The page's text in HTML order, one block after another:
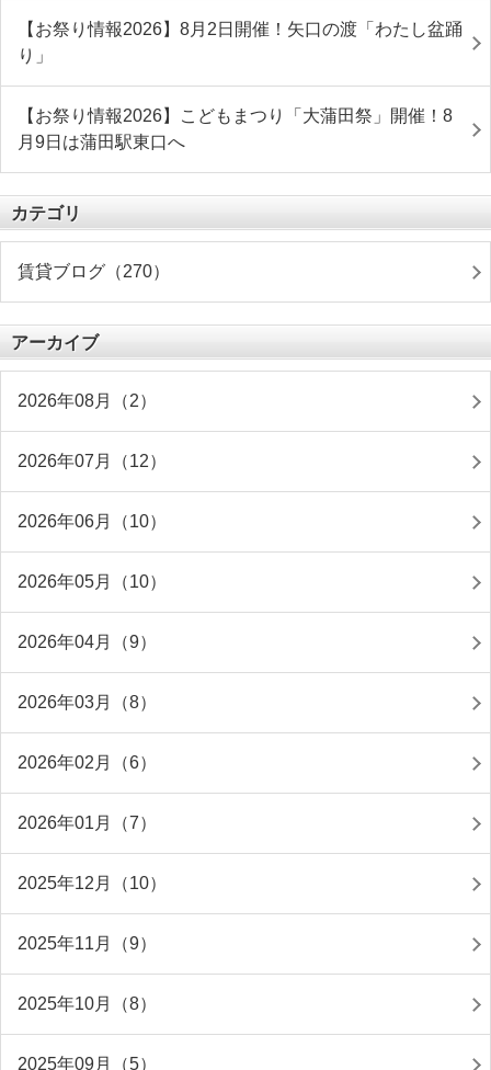
【お祭り情報2026】8月2日開催！矢口の渡「わたし盆踊
り」
【お祭り情報2026】こどもまつり「大蒲田祭」開催！8
月9日は蒲田駅東口へ
カテゴリ
賃貸ブログ（270）
アーカイブ
2026年08月（2）
2026年07月（12）
2026年06月（10）
2026年05月（10）
2026年04月（9）
2026年03月（8）
2026年02月（6）
2026年01月（7）
2025年12月（10）
2025年11月（9）
2025年10月（8）
2025年09月（5）